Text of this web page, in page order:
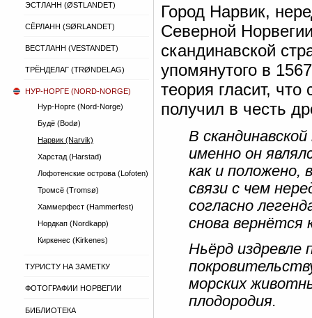
ЭСТЛАНН (ØSTLANDET)
СЁРЛАНН (SØRLANDET)
ВЕСТЛАНН (VESTANDET)
ТРЁНДЕЛАГ (TRØNDELAG)
НУР-НОРГЕ (NORD-NORGE)
Нур-Норге (Nord-Norge)
Будё (Bodø)
Нарвик (Narvik)
Харстад (Harstad)
Лофотенские острова (Lofoten)
Тромсё (Tromsø)
Хаммерфест (Hammerfest)
Нордкап (Nordkapp)
Киркенес (Kirkenes)
ТУРИСТУ НА ЗАМЕТКУ
ФОТОГРАФИИ НОРВЕГИИ
БИБЛИОТЕКА
Город Нарвик,
Северной
скандинавской
упомянутого в
теория гласит,
получил в честь
В
именно он
как и положено,
связи с чем
согласно
снова вернётся
Ньёрд
морских
плодородия.